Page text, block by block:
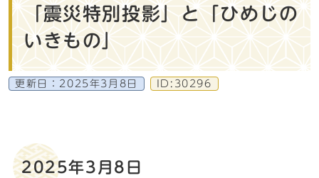
「震災特別投影」と「ひめじの
いきもの」
更新日： 2025年3月8日 ID:30296
2025年3月8日